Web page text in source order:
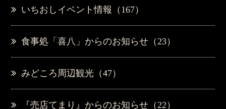
いちおしイベント情報（167）
食事処「喜八」からのお知らせ（23）
みどころ周辺観光（47）
『売店てまり』からのお知らせ（22）